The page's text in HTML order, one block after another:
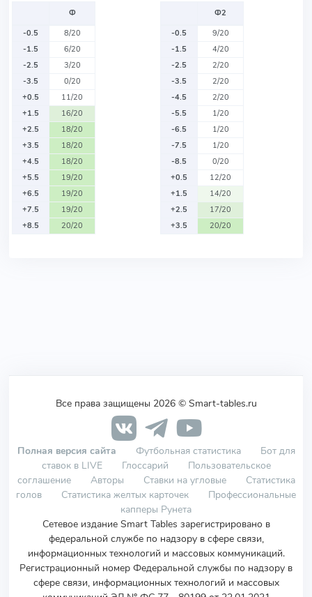
Ф
-0.5
8/20
-1.5
6/20
-2.5
3/20
-3.5
0/20
+0.5
11/20
+1.5
16/20
+2.5
18/20
+3.5
18/20
+4.5
18/20
+5.5
19/20
+6.5
19/20
+7.5
19/20
+8.5
20/20
Ф2
-0.5
9/20
-1.5
4/20
-2.5
2/20
-3.5
2/20
-4.5
2/20
-5.5
1/20
-6.5
1/20
-7.5
1/20
-8.5
0/20
+0.5
12/20
+1.5
14/20
+2.5
17/20
+3.5
20/20
Все права защищены 2026 © Smart-tables.ru
Полная версия сайта Футбольная статистика
Бот для
ставок в LIVE
Глоссарий
Пользовательское
соглашение
Авторы Ставки на угловые
Статистика
голов
Статистика желтых карточек
Профессиональные
капперы Рунета
Сетевое издание Smart Tables зарегистрировано в
федеральной службе по надзору в сфере связи,
информационных технологий и массовых коммуникаций.
Регистрационный номер Федеральной службы по надзору в
сфере связи, информационных технологий и массовых